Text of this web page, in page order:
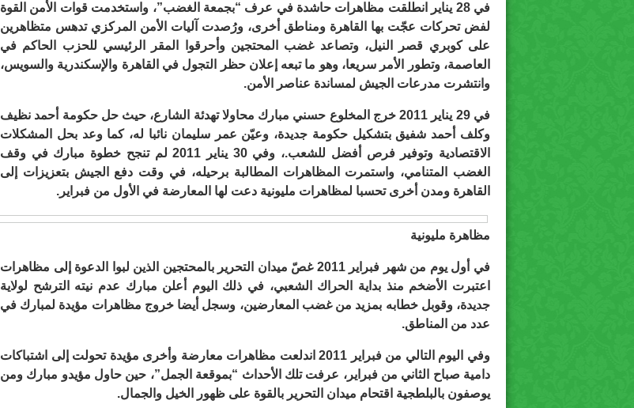
في 28 يناير انطلقت مظاهرات حاشدة في عرف “بجمعة الغضب”، واستخدمت قوات الأمن القوة
لفض تحركات عجّت بها القاهرة ومناطق أخرى، ورُصدت آليات الأمن المركزي تدهس متظاهرين
على كوبري قصر النيل، وتصاعد غضب المحتجين وأحرقوا المقر الرئيسي للحزب الحاكم في
العاصمة، وتطور الأمر سريعا، وهو ما تبعه إعلان حظر التجول في القاهرة والإسكندرية والسويس،
وانتشرت مدرعات الجيش لمساندة عناصر الأمن.
في 29 يناير 2011 خرج المخلوع حسني مبارك محاولا تهدئة الشارع، حيث حل حكومة أحمد نظيف
وكلف أحمد شفيق بتشكيل حكومة جديدة، وعيّن عمر سليمان نائبا له، كما وعد بحل المشكلات
الاقتصادية وتوفير فرص أفضل للشعب.، وفي 30 يناير 2011 لم تنجح خطوة مبارك في وقف
الغضب المتنامي، واستمرت المظاهرات المطالبة برحيله، في وقت دفع الجيش بتعزيزات إلى
القاهرة ومدن أخرى تحسبا لمظاهرات مليونية دعت لها المعارضة في الأول من فبراير.
مظاهرة مليونية
في أول يوم من شهر فبراير 2011 غصّ ميدان التحرير بالمحتجين الذين لبوا الدعوة إلى مظاهرات
اعتبرت الأضخم منذ بداية الحراك الشعبي، في ذلك اليوم أعلن مبارك عدم نيته الترشح لولاية
جديدة، وقوبل خطابه بمزيد من غضب المعارضين، وسجل أيضا خروج مظاهرات مؤيدة لمبارك في
عدد من المناطق.
وفي اليوم التالي من فبراير 2011 اندلعت مظاهرات معارضة وأخرى مؤيدة تحولت إلى اشتباكات
دامية صباح الثاني من فبراير، عرفت تلك الأحداث “بموقعة الجمل”، حين حاول مؤيدو مبارك ومن
يوصفون بالبلطجية اقتحام ميدان التحرير بالقوة على ظهور الخيل والجمال.